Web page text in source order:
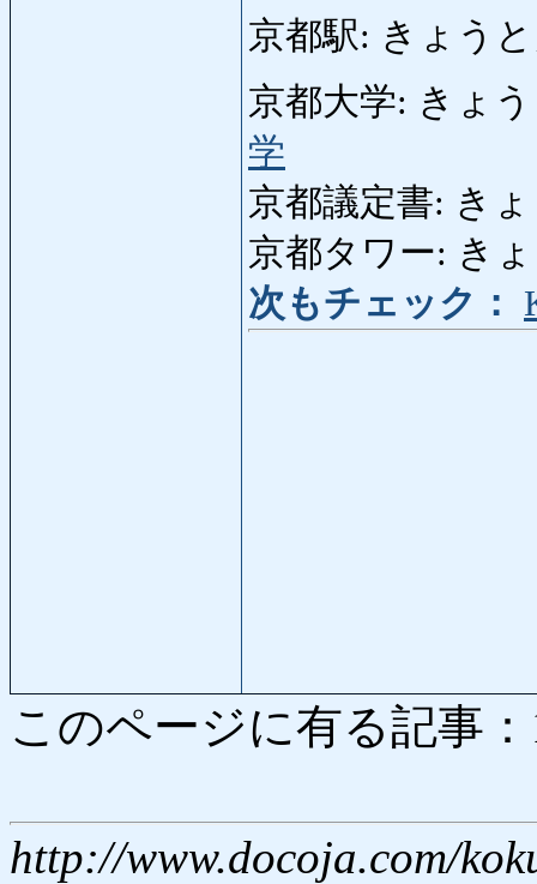
京都駅: きょう
京都大学: きょ
学
京都議定書: き
京都タワー: き
次もチェック：
このページに有る記事
http://www.docoja.com/